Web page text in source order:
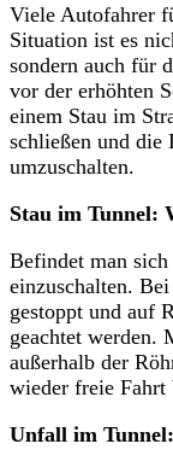
Viele Autofahrer
Situation ist es
sondern auch für
vor der erhöhten
einem Stau im
schließen und
umzuschalten.
Stau im Tunnel:
Befindet man
einzuschalten.
gestoppt und auf
geachtet werden.
außerhalb der
wieder freie Fahrt
Unfall im